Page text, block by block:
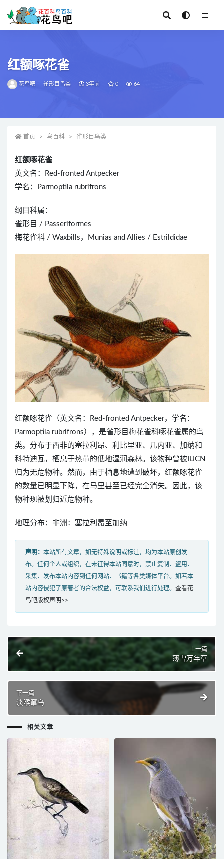
红额啄花雀
花鸟吧 雀形目鸟类 3年前 0 64
首页 鸟百科 雀形目鸟类
红额啄花雀
英文名：Red-fronted Antpecker
学名：Parmoptila rubrifrons
纲目科属：
雀形目 / Passeriformes
梅花雀科 / Waxbills，Munias and Allies / Estrildidae
红额啄花雀（英文名：Red-fronted Antpecker，学名：
Parmoptila rubrifrons），是雀形目梅花雀科啄花雀属的鸟
类。分布于西非的塞拉利昂、利比里亚、几内亚、加纳和
科特迪瓦，栖息于热带的低地湿润森林。该物种曾被IUCN
归为无危物种。然而，由于栖息地遭到破坏，红额啄花雀
的数量已明显下降，在马里甚至已经完全消失。因此，该
物种现被划归近危物种。
地理分布：非洲：塞拉利昂至加纳
声明： 本站所有文章，如无特殊说明或标注，均为本站原创发
布。任何个人或组织，在未征得本站同意时，禁止复制、盗用、
采集、发布本站内容到任何网站、书籍等各类媒体平台。如若本
站内容侵犯了原著者的合法权益，可联系我们进行处理。 查看花
鸟吧版权声明>>
上一篇
薄雪万年草
下一篇
淡喉窜鸟
相关文章